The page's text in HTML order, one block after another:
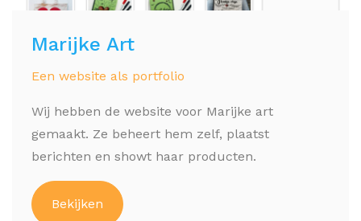
Marijke Art
Een website als portfolio
Wij hebben de website voor Marijke art
gemaakt. Ze beheert hem zelf, plaatst
berichten en showt haar producten.
Bekijken